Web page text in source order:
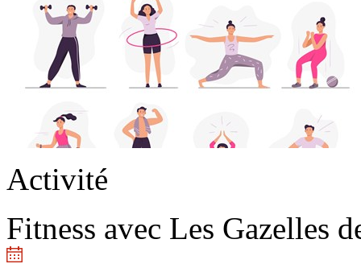
Activité
Fitness avec Les Gazelles